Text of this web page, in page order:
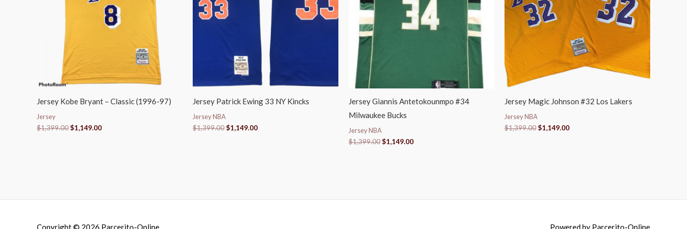
Jersey Kobe Bryant – Classic (1996-97)
Jersey
$1,399.00$1,149.00
Jersey Patrick Ewing 33 NY Kincks
Jersey NBA
$1,399.00$1,149.00
Jersey Giannis Antetokounmpo #34
Milwaukee Bucks
Jersey NBA
$1,399.00$1,149.00
Jersey Magic Johnson #32 Los Lakers
Jersey NBA
$1,399.00$1,149.00
Copyright © 2026 Parcerito-Online Powered by Parcerito-Online